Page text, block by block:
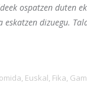
ospatzen duten
dizuegu.
, Euskal, Fika,